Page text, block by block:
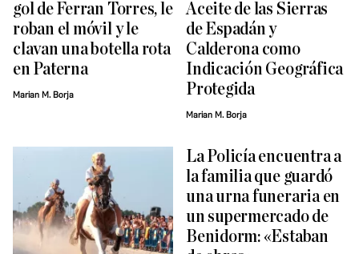
gol de Ferran Torres, le
roban el móvil y le
clavan una botella rota
en Paterna
Marian M. Borja
Aceite de las Sierras
de Espadán y
Calderona como
Indicación Geográfica
Protegida
Marian M. Borja
La Policía encuentra a
la familia que guardó
una urna funeraria en
un supermercado de
Benidorm: «Estaban